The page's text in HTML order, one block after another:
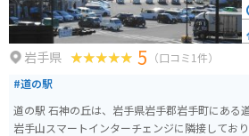
岩手県 5 （口コミ1件）
#道の駅
道の駅 石神の丘は、岩手県岩手郡岩手町にある
岩手山スマートインターチェンジに隣接しており